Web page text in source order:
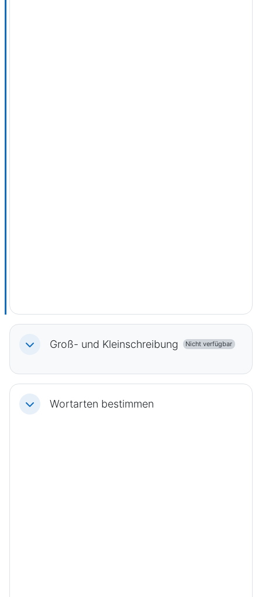
EinklappenGroß- und Kleinschreibung Nicht verfügbar
EinklappenWortarten bestimmen